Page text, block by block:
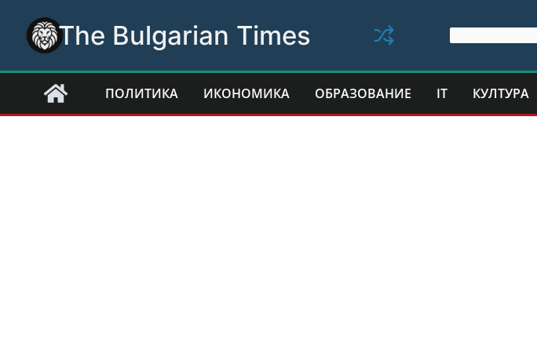
content
The Bulgarian Times
ПОЛИТИКА ИКОНОМИКА ОБРАЗОВАНИЕ IT КУЛТУРА